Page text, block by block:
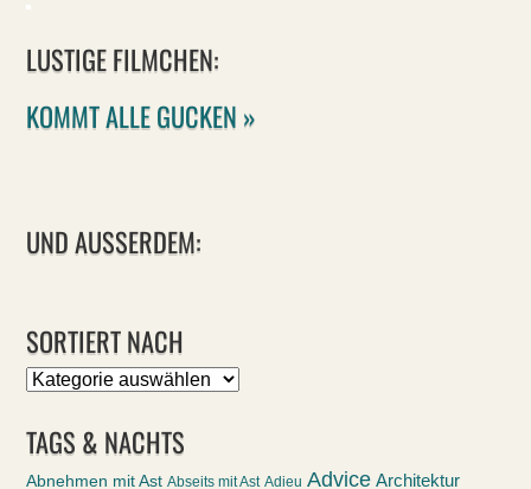
LUSTIGE FILMCHEN:
KOMMT ALLE GUCKEN »
UND AUSSERDEM:
SORTIERT NACH
Sortiert
TAGS & NACHTS
Abnehmen mit Ast Abseits mit Ast Adieu Advice Architektur